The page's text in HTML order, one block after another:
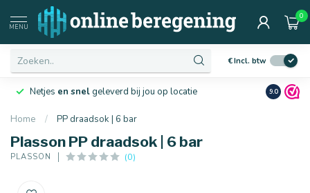
MENU
0
€Incl. btw
Netjes en snelgeleverd bij jou op locatie Ruim10
9.0
Home / PP draadsok | 6 bar
Plasson PP draadsok | 6 bar
PLASSON (0)